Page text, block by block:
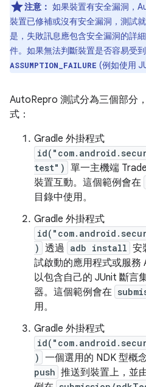
注意： 如果裝置有安全漏洞，
裝置已修補或沒有安全漏洞，測試
是，失敗訊息應包含安全漏洞的詳
件。如果無法判斷裝置是否容易受
ASSUMPTION_FAILURE (例如使用
AutoRepro 測試分為三個部分
式：
Gradle 外掛程式
test") 單一主機端
裝置互動。這個範例會在
目錄中使用。
Gradle 外掛程式
) 透過 adb install 安
試啟動的應用程式或服務
以包含自己的 JUnit 斷言
器。這個範例會在
用。
Gradle 外掛程式
) 一個選用的 NDK 型概
push 推送到裝置上，並